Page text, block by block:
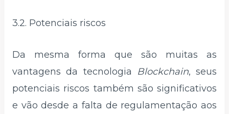
3.2. Potenciais riscos
Da mesma forma que são muitas as
vantagens da tecnologia
Blockchain, seus
potenciais riscos também são significativos
e vão desde a falta de regulamentação aos